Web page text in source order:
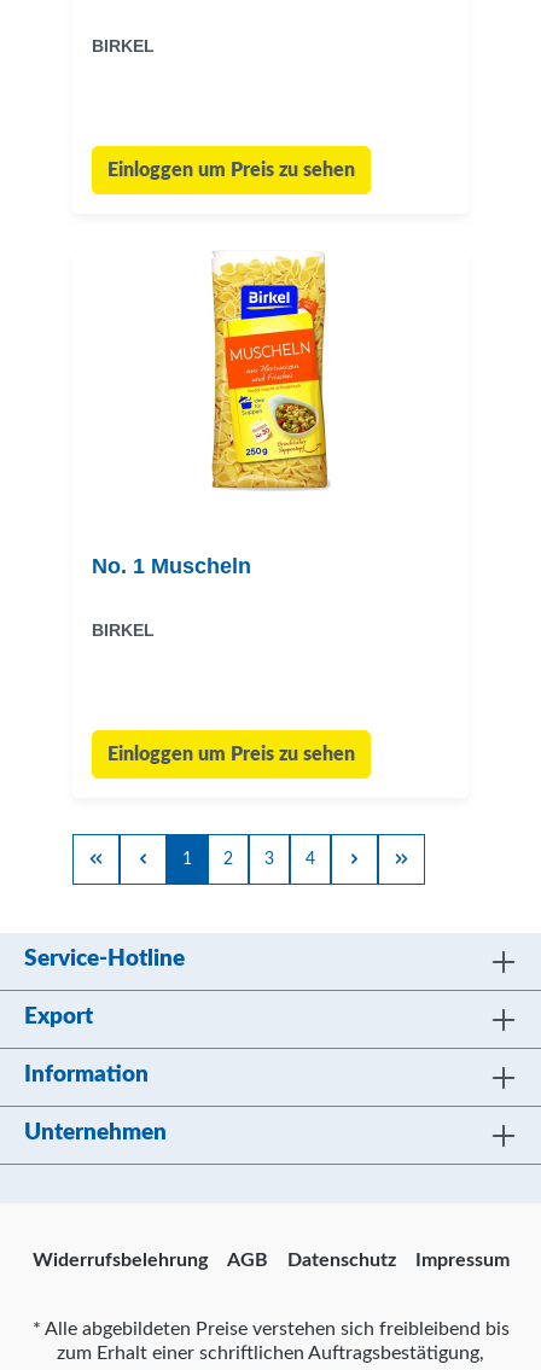
BIRKEL
Einloggen um Preis zu sehen
No. 1 Muscheln
BIRKEL
Einloggen um Preis zu sehen
1 2 3 4
Service-Hotline
Export
Information
Unternehmen
Widerrufsbelehrung AGB Datenschutz Impressum
* Alle abgebildeten Preise verstehen sich freibleibend bis
zum Erhalt einer schriftlichen Auftragsbestätigung,